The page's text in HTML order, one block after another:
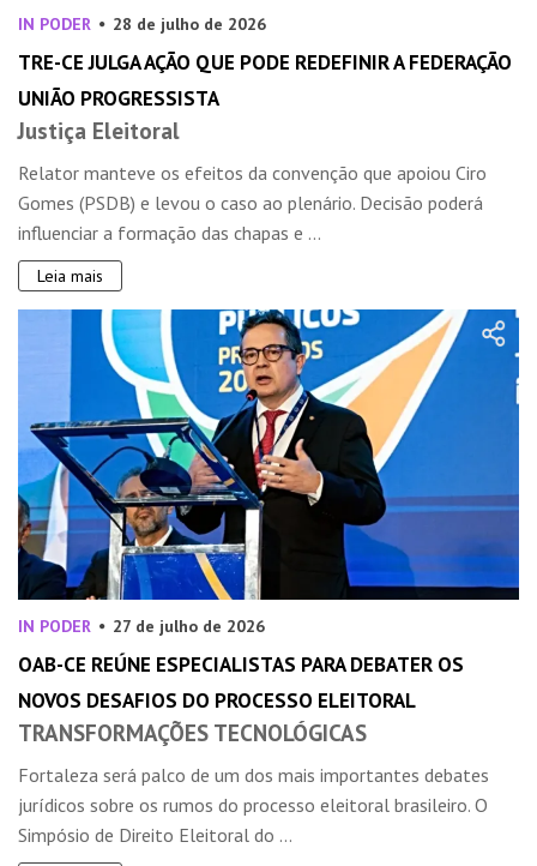
IN PODER 28 de julho de 2026
TRE-CE JULGA AÇÃO QUE PODE REDEFINIR A FEDERAÇÃO
UNIÃO PROGRESSISTA
Justiça Eleitoral
Relator manteve os efeitos da convenção que apoiou Ciro
Gomes (PSDB) e levou o caso ao plenário. Decisão poderá
influenciar a formação das chapas e ...
Leia mais
IN PODER 27 de julho de 2026
OAB-CE REÚNE ESPECIALISTAS PARA DEBATER OS
NOVOS DESAFIOS DO PROCESSO ELEITORAL
TRANSFORMAÇÕES TECNOLÓGICAS
Fortaleza será palco de um dos mais importantes debates
jurídicos sobre os rumos do processo eleitoral brasileiro. O
Simpósio de Direito Eleitoral do ...